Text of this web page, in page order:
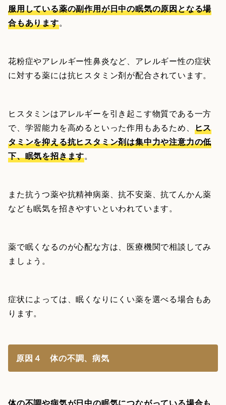
服用している薬の副作用が日中の眠気の原因となる場
合もあります。
花粉症やアレルギー性鼻炎など、アレルギー性の症状
に対する薬には抗ヒスタミン剤が配合されています。
ヒスタミンはアレルギーを引き起こす物質である一方
で、学習能力を高めるといった作用もあるため、 ヒス
タミンを抑える抗ヒスタミン剤は集中力や注意力の低
下、眠気を招きます。
また抗うつ薬や抗精神病薬、抗不安薬、抗てんかん薬
なども眠気を招きやすいといわれています。
薬で眠くなるのが心配な方は、医療機関で相談してみ
ましょう。
症状によっては、眠くなりにくい薬を選べる場合もあ
ります。
原因４ 体の不調、病気
体の不調や病気が日中の眠気につながっている場合も